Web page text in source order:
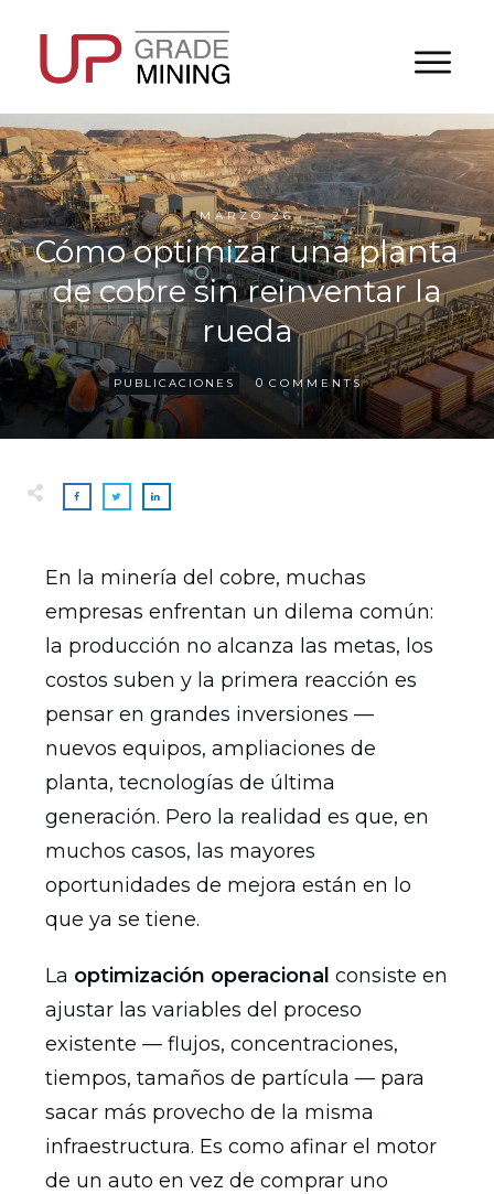
MARZO 26
Cómo optimizar una planta
de cobre sin reinventar la
rueda
PUBLICACIONES 0 COMMENTS
En la minería del cobre, muchas
empresas enfrentan un dilema común:
la producción no alcanza las metas, los
costos suben y la primera reacción es
pensar en grandes inversiones —
nuevos equipos, ampliaciones de
planta, tecnologías de última
generación. Pero la realidad es que, en
muchos casos, las mayores
oportunidades de mejora están en lo
que ya se tiene.
La optimización operacional consiste en
ajustar las variables del proceso
existente — flujos, concentraciones,
tiempos, tamaños de partícula — para
sacar más provecho de la misma
infraestructura. Es como afinar el motor
de un auto en vez de comprar uno